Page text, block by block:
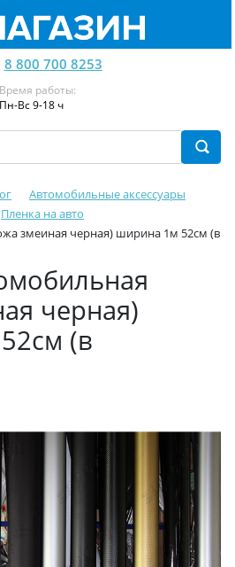
8 800 700 8253
Время работы:
Пн-Вс 9-18 ч
Автомобильные аксессуары
Пленка на авто
змеиная черная) ширина 1м 52см (в
черная)
(в